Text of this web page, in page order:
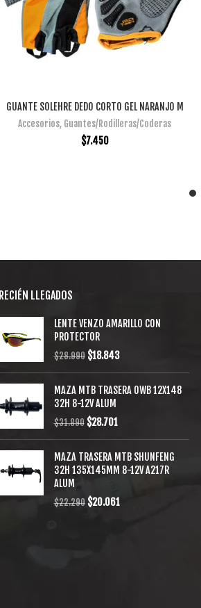
AÑADIR AL CARRITO
GUANTE SOLEHRE DEDO CORTO GEL NARANJO M
Accesorios, Guantes/Rodilleras/Coderas
$7.450
RECIÉN LLEGADOS
LENTE VENZO AMARILLO CON
PROTECTOR
$28.990 $18.843
MAZA MTB TRASERA OWB 12X148
32H 8-12V ALUM
$31.890 $28.701
MAZA TRASERA MTB SHUNFENG
32H 135X145MM 8-12V A217R
ALUM
$22.290 $20.061